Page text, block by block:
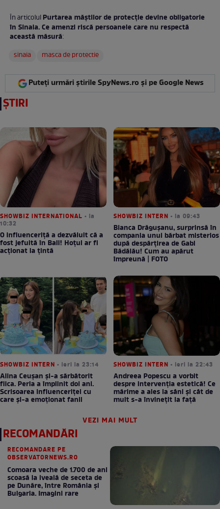
În articolulPurtarea măștilor de protecţie devine obligatorie
în Sinaia. Ce amenzi riscă persoanele care nu respectă
această măsură:
sinaia
masca de protectie
Puteți urmări știrile SpyNews.ro și pe Google News
ȘTIRI
SHOWBIZ INTERNATIONAL • la
10:32
O influenceriță a dezvăluit că a
fost jefuită în Bali! Hoțul ar fi
acționat la țintă
SHOWBIZ INTERN • la 09:43
Bianca Drăgușanu, surprinsă în
compania unui bărbat misterios
după despărțirea de Gabi
Bădălău! Cum au apărut
împreună | FOTO
SHOWBIZ INTERN • ieri la 23:14
Alina Ceușan și-a sărbătorit
fiica. Perla a împlinit doi ani.
Scrisoarea influenceriței cu
care și-a emoționat fanii
SHOWBIZ INTERN • ieri la 22:43
Andreea Popescu a vorbit
despre intervenția estetică! Ce
mărime a ales la sâni și cât de
mult s-a învinețit la față
VEZI MAI MULT
RECOMANDĂRI
RECOMANDARE PE
OBSERVATORNEWS.RO
Comoara veche de 1.700 de ani
scoasă la iveală de seceta de
pe Dunăre, între România şi
Bulgaria. Imagini rare